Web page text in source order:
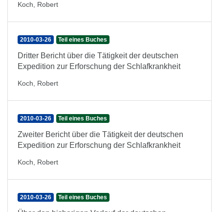
Koch, Robert
2010-03-26 Teil eines Buches
Dritter Bericht über die Tätigkeit der deutschen
Expedition zur Erforschung der Schlafkrankheit
Koch, Robert
2010-03-26 Teil eines Buches
Zweiter Bericht über die Tätigkeit der deutschen
Expedition zur Erforschung der Schlafkrankheit
Koch, Robert
2010-03-26 Teil eines Buches